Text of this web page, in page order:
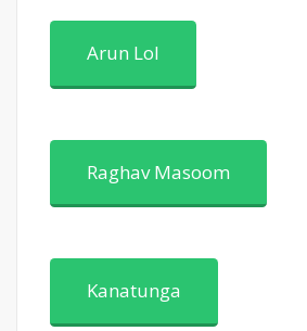
Arun Lol
Raghav Masoom
Kanatunga